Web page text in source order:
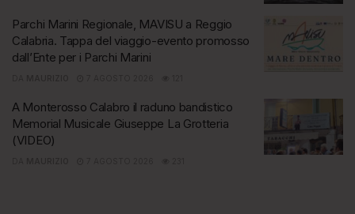
Parchi Marini Regionale, MAVISU a Reggio
Calabria. Tappa del viaggio-evento promosso
dall’Ente per i Parchi Marini
A Monterosso Calabro il raduno bandistico
Memorial Musicale Giuseppe La Grotteria
(VIDEO)